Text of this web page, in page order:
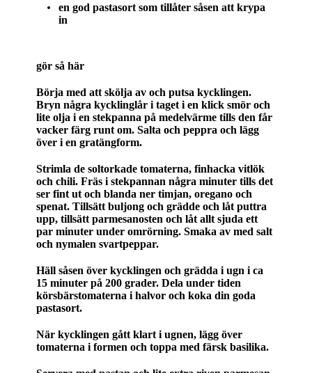
en god pastasort som tillåter såsen att krypa
in
gör så här
Börja med att skölja av och putsa kycklingen.
Bryn några kycklinglår i taget i en klick smör och
lite olja i en stekpanna på medelvärme tills den får
vacker färg runt om. Salta och peppra och lägg
över i en gratängform.
Strimla de soltorkade tomaterna, finhacka vitlök
och chili. Fräs i stekpannan några minuter tills det
ser fint ut och blanda ner timjan, oregano och
spenat. Tillsätt buljong och grädde och låt puttra
upp, tillsätt parmesanosten och låt allt sjuda ett
par minuter under omrörning. Smaka av med salt
och nymalen svartpeppar.
Häll såsen över kycklingen och grädda i ugn i ca
15 minuter på 200 grader. Dela under tiden
körsbärstomaterna i halvor och koka din goda
pastasort.
När kycklingen gått klart i ugnen, lägg över
tomaterna i formen och toppa med färsk basilika.